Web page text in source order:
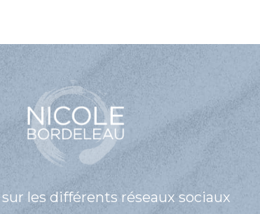
les différents réseaux sociaux